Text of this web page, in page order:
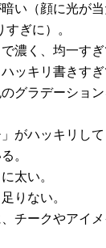
い（顔に光が
ぎに）。
濃く、均一すぎ
ッキリ書きすぎ
グラデーショ
がハッキリして
。
太い。
りない。
チークやアイ